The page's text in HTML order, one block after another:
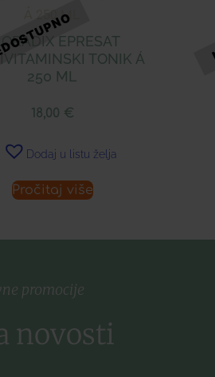
EPRESAT
TONIK Á
250 ML
18,00 €
Dodaj u listu želja
Pročitaj više
promocije
novosti